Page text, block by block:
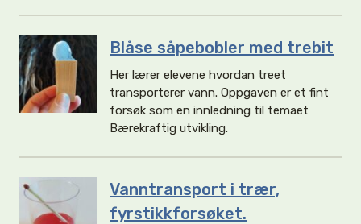
Blåse såpebobler med trebit
Her lærer elevene hvordan treet
transporterer vann. Oppgaven er et fint
forsøk som en innledning til temaet
Bærekraftig utvikling.
Vanntransport i trær,
fyrstikkforsøket.